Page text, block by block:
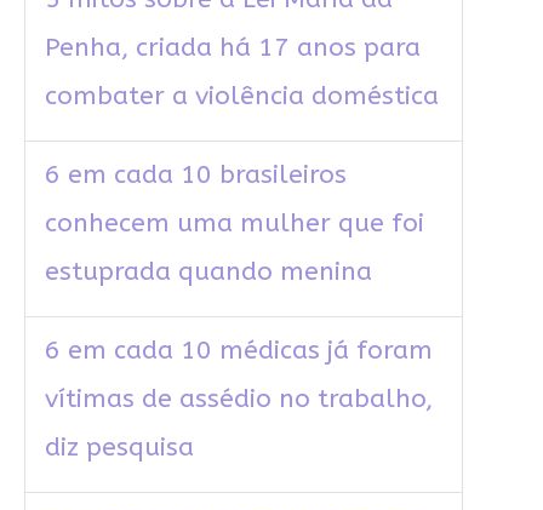
Penha, criada há 17 anos para
combater a violência doméstica
6 em cada 10 brasileiros
conhecem uma mulher que foi
estuprada quando menina
6 em cada 10 médicas já foram
vítimas de assédio no trabalho,
diz pesquisa